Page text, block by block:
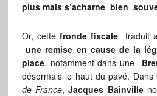
plus mais s’acharne bien
Or, cette fronde fiscaletraduit
une remise en cause de la
place, notamment dans une
désormais le haut du pavé.
de France,Jacques Bainville